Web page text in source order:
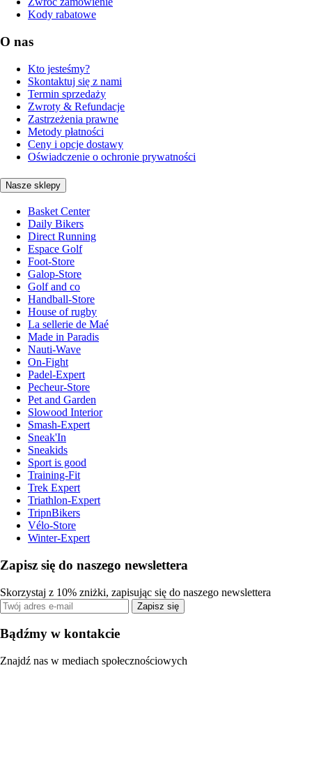
Kody rabatowe
O nas
Kto jesteśmy?
Skontaktuj się z nami
Termin sprzedaży
Zwroty & Refundacje
Zastrzeżenia prawne
Metody płatności
Ceny i opcje dostawy
Oświadczenie o ochronie prywatności
Nasze sklepy
Basket Center
Daily Bikers
Direct Running
Espace Golf
Foot-Store
Galop-Store
Golf and co
Handball-Store
House of rugby
La sellerie de Maé
Made in Paradis
Nauti-Wave
On-Fight
Padel-Expert
Pecheur-Store
Pet and Garden
Slowood Interior
Smash-Expert
Sneak'In
Sneakids
Sport is good
Training-Fit
Trek Expert
Triathlon-Expert
TripnBikers
Vélo-Store
Winter-Expert
Zapisz się do naszego newslettera
Skorzystaj z 10% zniżki, zapisując się do naszego newslettera
Zapisz się
Bądźmy w kontakcie
Znajdź nas w mediach społecznościowych